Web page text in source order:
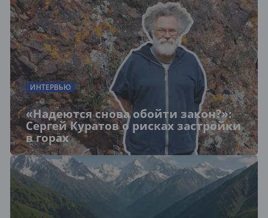
ИНТЕРВЬЮ
«Надеются снова обойти закон?»:
Сергей Куратов о рисках застройки
в горах